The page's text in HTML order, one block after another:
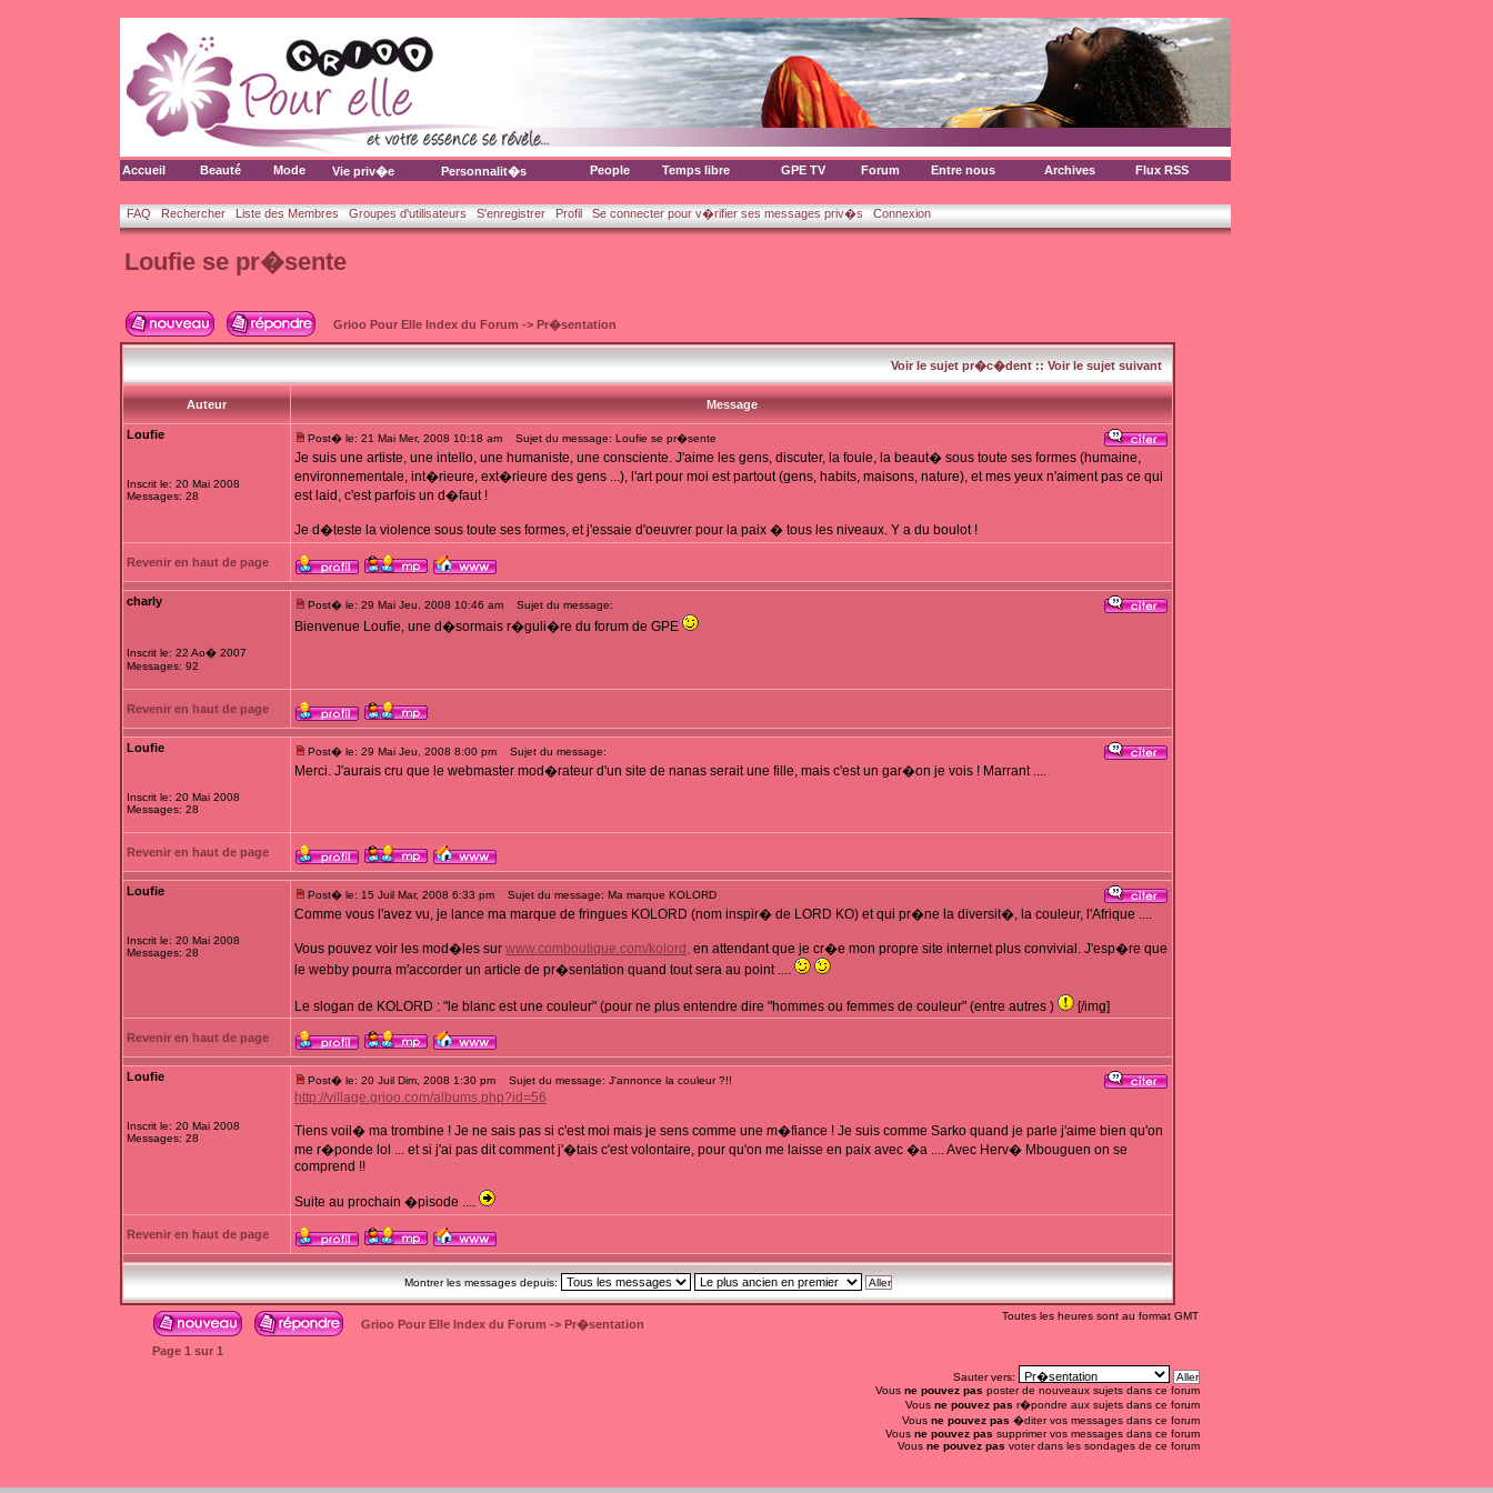
Accueil Beauté Mode Vie priv�e Personnalit�s People Temps libre GPE TV Forum Entre nous Archives Flux RSS
FAQ Rechercher Liste des Membres Groupes d'utilisateurs S'enregistrer Profil Se connecter pour v�rifier ses messages priv�s Connexion
Loufie se pr�sente
Grioo Pour Elle Index du Forum -> Pr�sentation
Voir le sujet pr�c�dent::Voir le sujet suivant
Auteur Message
Loufie
Inscrit le: 20 Mai 2008
Messages: 28
Post� le: 21 Mai Mer, 2008 10:18 am Sujet du message: Loufie se pr�sente
Je suis une artiste, une intello, une humaniste, une consciente. J'aime les gens, discuter, la foule, la beaut� sous toute ses formes (humaine,
environnementale, int�rieure, ext�rieure des gens ...), l'art pour moi est partout (gens, habits, maisons, nature), et mes yeux n'aiment pas ce qui
est laid, c'est parfois un d�faut !
Je d�teste la violence sous toute ses formes, et j'essaie d'oeuvrer pour la paix � tous les niveaux. Y a du boulot !
Revenir en haut de page
charly
Inscrit le: 22 Ao� 2007
Messages: 92
Post� le: 29 Mai Jeu, 2008 10:46 am Sujet du message:
Bienvenue Loufie, une d�sormais r�guli�re du forum de GPE
Revenir en haut de page
Loufie
Inscrit le: 20 Mai 2008
Messages: 28
Post� le: 29 Mai Jeu, 2008 8:00 pm Sujet du message:
Merci. J'aurais cru que le webmaster mod�rateur d'un site de nanas serait une fille, mais c'est un gar�on je vois ! Marrant ....
Revenir en haut de page
Loufie
Inscrit le: 20 Mai 2008
Messages: 28
Post� le: 15 Juil Mar, 2008 6:33 pm Sujet du message: Ma marque KOLORD
Comme vous l'avez vu, je lance ma marque de fringues KOLORD (nom inspir� de LORD KO) et qui pr�ne la diversit�, la couleur, l'Afrique ....
Vous pouvez voir les mod�les sur www.comboutique.com/kolord, en attendant que je cr�e mon propre site internet plus convivial. J'esp�re que
le webby pourra m'accorder un article de pr�sentation quand tout sera au point ....
Le slogan de KOLORD : "le blanc est une couleur" (pour ne plus entendre dire "hommes ou femmes de couleur" (entre autres ) [/img]
Revenir en haut de page
Loufie
Inscrit le: 20 Mai 2008
Messages: 28
Post� le: 20 Juil Dim, 2008 1:30 pm Sujet du message: J'annonce la couleur ?!!
http://village.grioo.com/albums.php?id=56
Tiens voil� ma trombine ! Je ne sais pas si c'est moi mais je sens comme une m�fiance ! Je suis comme Sarko quand je parle j'aime bien qu'on
me r�ponde lol ... et si j'ai pas dit comment j'�tais c'est volontaire, pour qu'on me laisse en paix avec �a .... Avec Herv� Mbouguen on se
comprend !!
Suite au prochain �pisode ....
Revenir en haut de page
Montrer les messages depuis:
Grioo Pour Elle Index du Forum -> Pr�sentation
Toutes les heures sont au format GMT
Page 1 sur 1
Sauter vers:
Vous ne pouvez pas poster de nouveaux sujets dans ce forum
Vous ne pouvez pas r�pondre aux sujets dans ce forum
Vous ne pouvez pas �diter vos messages dans ce forum
Vous ne pouvez pas supprimer vos messages dans ce forum
Vous ne pouvez pas voter dans les sondages de ce forum